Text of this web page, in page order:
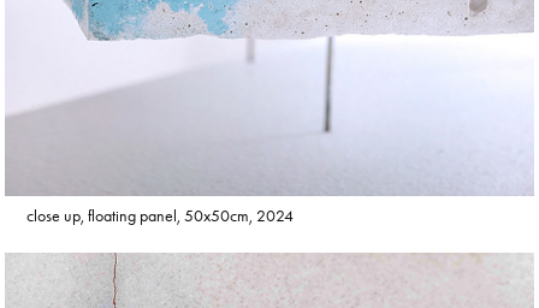
close up, floating panel, 50x50cm, 2024